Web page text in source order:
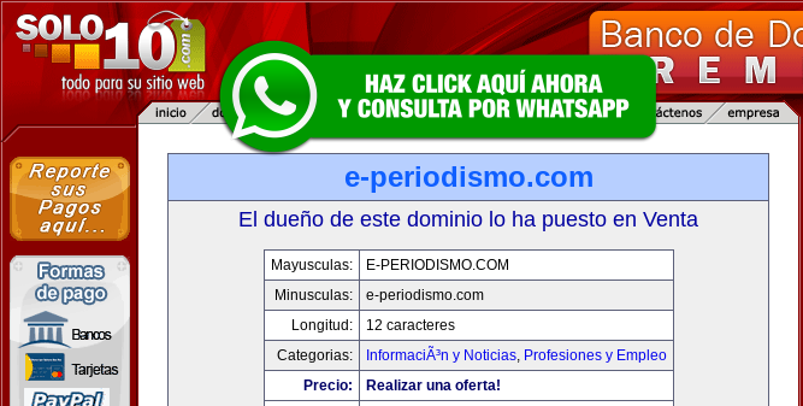
e-periodismo.com
El dueño de este dominio lo ha puesto en Venta
Mayusculas:
E-PERIODISMO.COM
Minusculas:
e-periodismo.com
Longitud:
12 caracteres
Categorias:
InformaciÃ³n y Noticias, Profesiones y Empleo
Precio:
Realizar una oferta!